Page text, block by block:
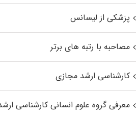
پزشکی از لیسانس
مصاحبه با رتبه های برتر
کارشناسی ارشد مجازی
معرفی گروه علوم انسانی کارشناسی